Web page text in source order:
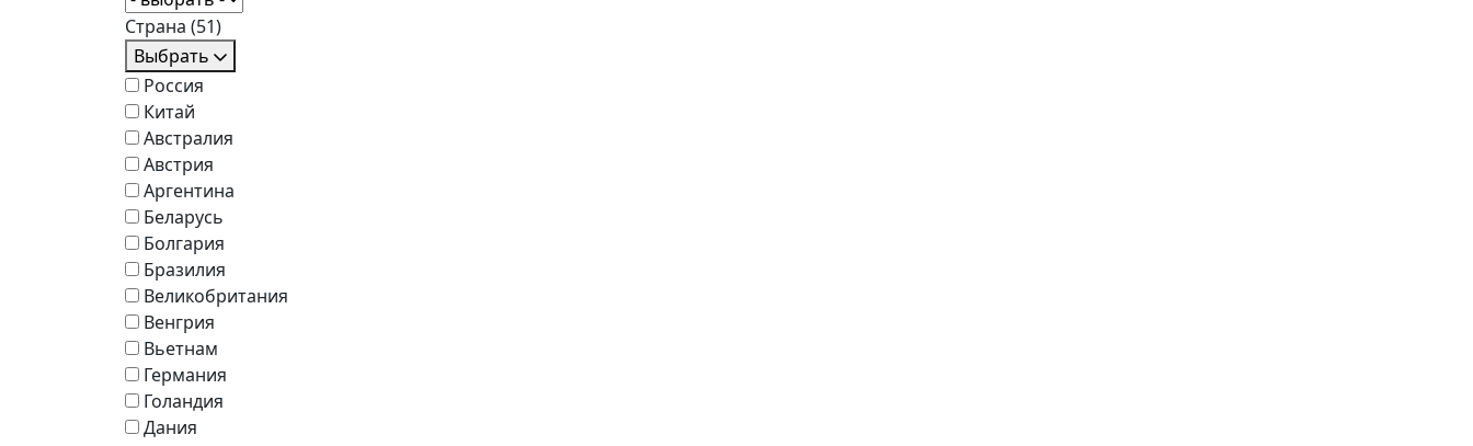
Страна (51)
Выбрать
Россия
Китай
Австралия
Австрия
Аргентина
Беларусь
Болгария
Бразилия
Великобритания
Венгрия
Вьетнам
Германия
Голандия
Дания